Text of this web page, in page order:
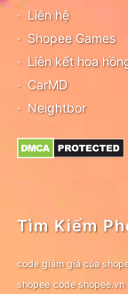
Liên hệ
Shopee Games
Liên kết hoa
CarMD
Neightbor
Tìm Kiếm
code giảm giá của
shopee code shopee.vn